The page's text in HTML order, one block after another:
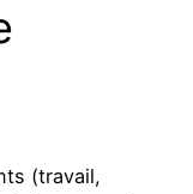
(travail,